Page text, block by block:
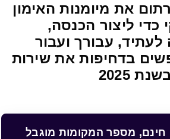
את מיומנות האימון
כדי ליצור הכנסה,
עבורך ועבור
בדחיפות את שירות
2025
חינם, מספר המקומות מוגבל